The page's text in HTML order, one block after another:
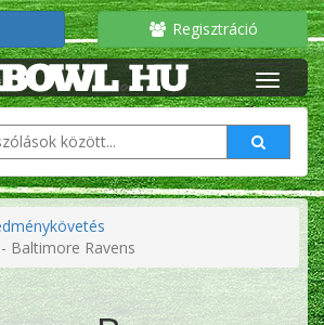
Regisztráció
Baltimore Ravens